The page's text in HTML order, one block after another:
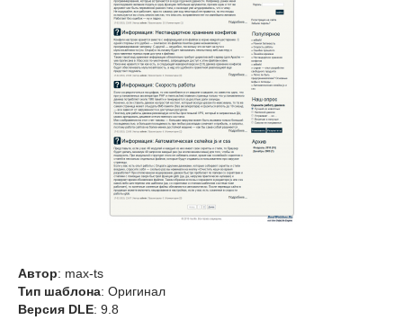
Автор: max-ts
Тип шаблона: Оригинал
Версия DLE: 9.8